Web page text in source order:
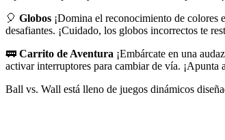
🎈 Globos ¡Domina el reconocimiento de colores
desafiantes. ¡Cuidado, los globos incorrectos te
🚃 Carrito de Aventura ¡Embárcate en una
activar interruptores para cambiar de vía.
Ball vs. Wall está lleno de juegos dinámicos